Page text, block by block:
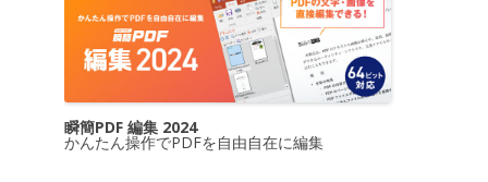
瞬簡PDF 編集 2024
かんたん操作でPDFを自由自在に編集